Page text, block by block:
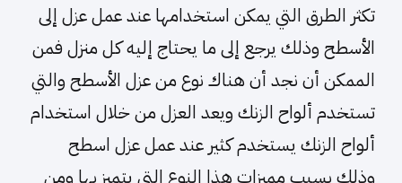
تكثر الطرق التي يمكن استخدامها عند عمل عزل إلى
الأسطح وذلك يرجع إلى ما يحتاج إليه كل منزل فمن
الممكن أن نجد أن هناك نوع من عزل الأسطح والتي
تستخدم ألواح الزنك ويعد العزل من خلال استخدام
ألواح الزنك يستخدم كثير عند عمل عزل اسطح
وذلك بسبب مميزات هذا النوع التي يتميز بها ومن